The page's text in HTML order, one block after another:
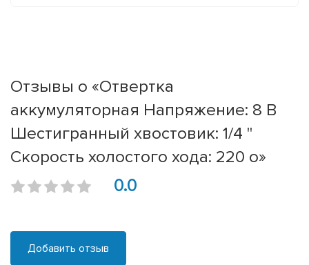
Отзывы о «Отвертка
аккумуляторная Напряжение: 8 В
Шестигранный хвостовик: 1/4 "
Скорость холостого хода: 220 о»
0.0
Добавить отзыв